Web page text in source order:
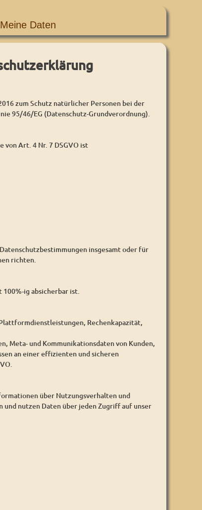
Meine Daten
2016 zum Schutz natürlicher Personen bei der
95/46/EG (Datenschutz-Grundverordnung).
Art. 4 Nr. 7 DSGVO ist
insgesamt oder für
richten.
ig absicherbar ist.
Rechenkapazität,
Meta- und Kommunikationsdaten von Kunden,
an einer effizienten und sicheren
über Nutzungsverhalten und
nutzen Daten über jeden Zugriff auf unser